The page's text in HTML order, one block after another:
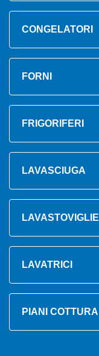
CONGELATORI
FORNI
FRIGORIFERI
LAVASCIUGA
LAVASTOVIGLIE
LAVATRICI
PIANI COTTURA